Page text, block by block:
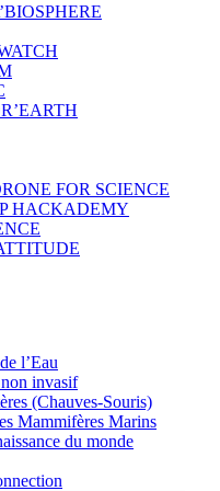
FOR SCIENCE
HACKADEMY
l’Eau
invasif
(Chauves-Souris)
Mammifères Marins
du monde